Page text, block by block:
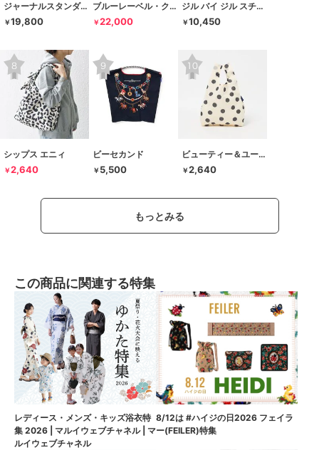
ジャーナルスタンダード レサージュ
￥19,800
ブルーレーベル・クレストブリッジ
￥22,000
ジル バイ ジル スチュアート
￥10,450
シップス エニィ
￥2,640
ビーセカンド
￥ 5,500
ビューティー＆ユース ユナイテッドアローズ
￥2,640
もっとみる
この商品に関連する特集
レディース・メンズ・キッズ浴衣特
集 2026 | マルイウェブチャネル | マ
ルイウェブチャネル
8/12は #ハイジの日2026 フェイラ
ー(FEILER)特集